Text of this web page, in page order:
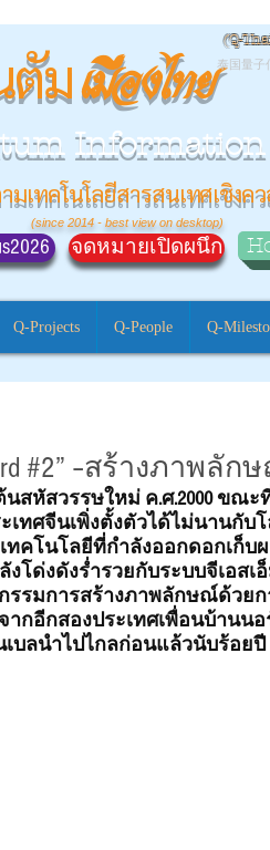
ตัมเมืองไทย 泰国量子
(Q-
มเทคโนโลยีสารสนเทศเชิงค
(since 2014 - best view on desktop)
จดหมายเปิดผนึก
Q-Projects Q-People Q-
#2” –สร้างภาพ
นสหัสวรรษใหม่ ค.ศ.2000 ขณ
เทศจีนเพิ่งตั้งตัวได้ไม่นานกับ
คโนโลยีที่กำลังออกดอกเก็บ
โด่งดังร่ำรวยกับระบบจีเอสเ
รรมการสร้างภาพลักษณ์ด้วย
กอีกสองประเทศเพื่อนบ้านน
บลนำไปไกลก่อนแล้วนับร้อยปี